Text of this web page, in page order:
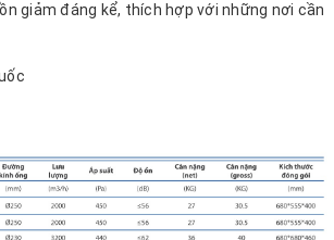
giảm đáng kể, thích hợp với những nơi cần